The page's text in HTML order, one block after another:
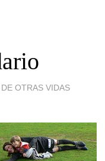
DE OTRAS VIDAS